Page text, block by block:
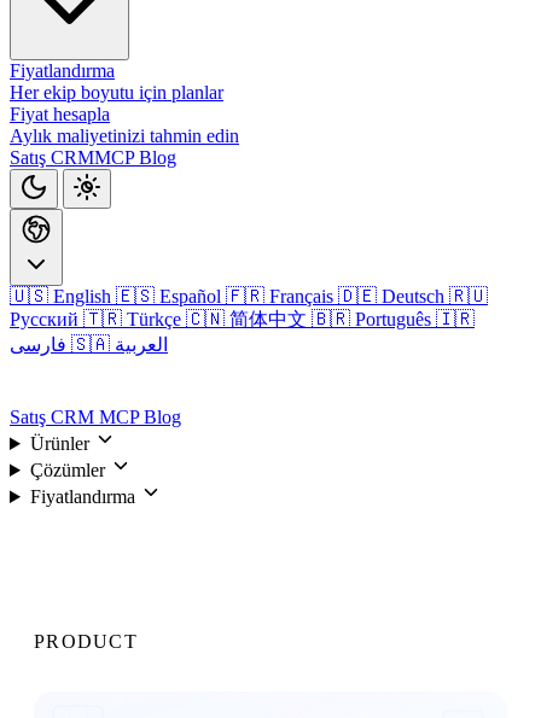
Fiyatlandırma
Her ekip boyutu için planlar
Fiyat hesapla
Aylık maliyetinizi tahmin edin
Satış CRMMCPBlog
🇺🇸 English 🇪🇸 Español 🇫🇷 Français 🇩🇪 Deutsch 🇷🇺
Русский 🇹🇷 Türkçe 🇨🇳 简体中文 🇧🇷 Português 🇮🇷
🇸🇦 العربية
Satış CRM MCPBlog
Ürünler
Çözümler
Fiyatlandırma
PRODUCT